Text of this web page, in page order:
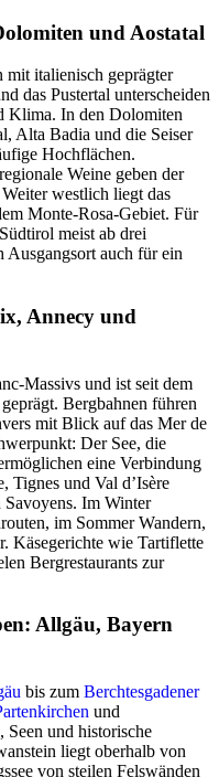
und Aostatal
mit italienisch geprägter
das Pustertal unterscheiden
Klima. In den Dolomiten
Alta Badia und die Seiser
Hochflächen.
Weine geben der
westlich liegt das
Monte-Rosa-Gebiet. Für
meist ab drei
Ausgangsort auch für ein
Annecy und
Massivs und ist seit dem
Bergbahnen führen
mit Blick auf das Mer de
Der See, die
eine Verbindung
Tignes und Val d’Isère
Savoyens. Im Winter
im Sommer Wandern,
Käsegerichte wie Tartiflette
Bergrestaurants zur
Allgäu, Bayern
bis zum Berchtesgadener
und
Seen und historische
liegt oberhalb von
von steilen Felswänden